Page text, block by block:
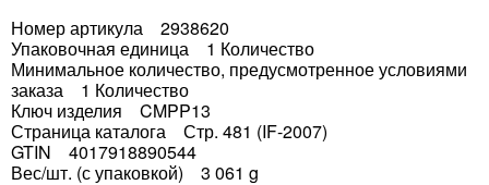
Номер артикула 2938620
Упаковочная единица 1 Количество
Минимальное количество, предусмотренное условиями
заказа 1 Количество
Ключ изделия CMPP13
Страница каталога Стр. 481 (IF-2007)
GTIN 4017918890544
Вес/шт. (с упаковкой) 3 061 g